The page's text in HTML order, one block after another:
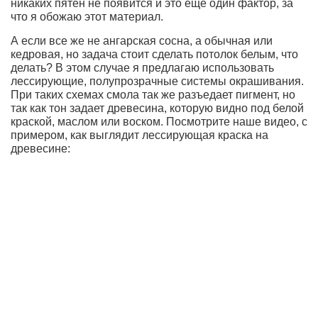
никаких пятен не появится и это еще один фактор, за
что я обожаю этот материал.
А если все же не ангарская сосна, а обычная или
кедровая, но задача стоит сделать потолок белым, что
делать? В этом случае я предлагаю использовать
лессирующие, полупрозрачные системы окрашивания.
При таких схемах смола так же разъедает пигмент, но
так как тон задает древесина, которую видно под белой
краской, маслом или воском. Посмотрите наше видео, с
примером, как выглядит лессирующая краска на
древесине: